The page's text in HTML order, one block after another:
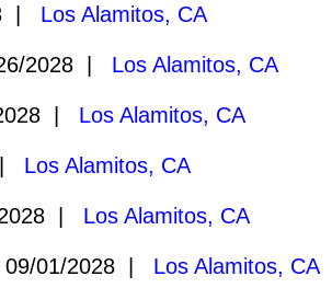
| Los Alamitos, CA
2028 | Los Alamitos, CA
| Los Alamitos, CA
| Los Alamitos, CA
| Los Alamitos, CA
01/2028 | Los Alamitos, CA